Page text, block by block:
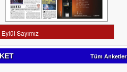
Tüm Anketler